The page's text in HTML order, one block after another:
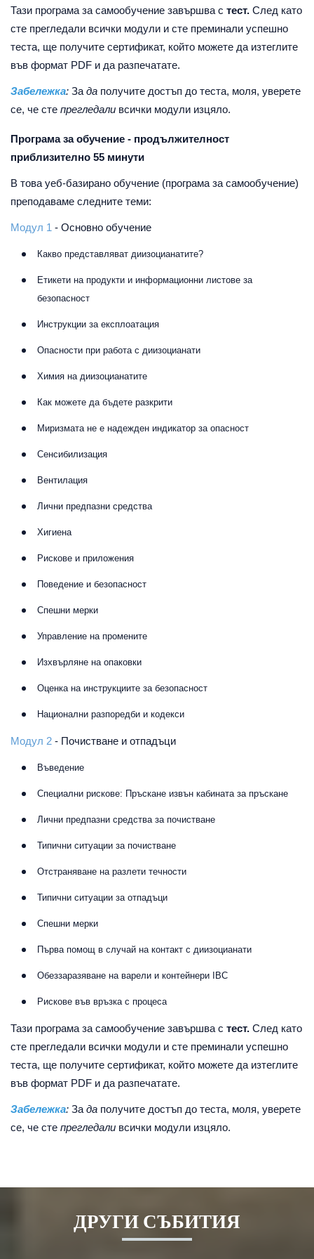
Тази програма за самообучение завършва с тест. След като
сте прегледали всички модули и сте преминали успешно
теста, ще получите сертификат, който можете да изтеглите
във формат PDF и да разпечатате.
Забележка: За да получите достъп до теста, моля, уверете
се, че сте прегледали всички модули изцяло.
Програма за обучение - продължителност
приблизително 55 минути
В това уеб-базирано обучение (програма за самообучение)
преподаваме следните теми:
Модул 1 - Основно обучение
Какво представляват диизоцианатите?
Етикети на продукти и информационни листове за
безопасност
Инструкции за експлоатация
Опасности при работа с диизоцианати
Химия на диизоцианатите
Как можете да бъдете разкрити
Миризмата не е надежден индикатор за опасност
Сенсибилизация
Вентилация
Лични предпазни средства
Хигиена
Рискове и приложения
Поведение и безопасност
Спешни мерки
Управление на промените
Изхвърляне на опаковки
Оценка на инструкциите за безопасност
Национални разпоредби и кодекси
Модул 2 - Почистване и отпадъци
Въведение
Специални рискове: Пръскане извън кабината за пръскане
Лични предпазни средства за почистване
Типични ситуации за почистване
Отстраняване на разлети течности
Типични ситуации за отпадъци
Спешни мерки
Първа помощ в случай на контакт с диизоцианати
Обеззаразяване на варели и контейнери IBC
Рискове във връзка с процеса
Тази програма за самообучение завършва с тест. След като
сте прегледали всички модули и сте преминали успешно
теста, ще получите сертификат, който можете да изтеглите
във формат PDF и да разпечатате.
Забележка: За да получите достъп до теста, моля, уверете
се, че сте прегледали всички модули изцяло.
ДРУГИ СЪБИТИЯ